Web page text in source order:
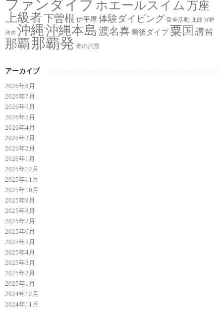
ファンダイブ ホエールスイム 万座
上級者下曽根 伊平屋 体験ダイビング 保全活動 北部 宜野
湾沖 沖縄沖縄本島 渡名喜 着後ダイブ 粟国 講習
那覇 那覇発 青の洞窟
アーカイブ
2026年8月
2026年7月
2026年6月
2026年5月
2026年4月
2026年3月
2026年2月
2026年1月
2025年12月
2025年11月
2025年10月
2025年9月
2025年8月
2025年7月
2025年6月
2025年5月
2025年4月
2025年3月
2025年2月
2025年1月
2024年12月
2024年11月